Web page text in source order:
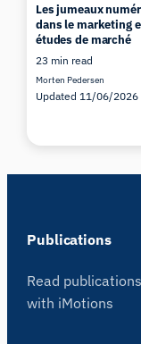
Les jumeaux
dans le marketing
études de marché
23 min read
Morten Pedersen
Updated 11/06/2026
Publications
Read
with iMotions